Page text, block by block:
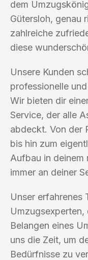
dem
Gütersloh, genau
zahlreiche
diese
Unsere Kunden
professionelle
Wir bieten dir
Service, der alle
abdeckt. Von der
bis hin zum
Aufbau in deinem
immer an deiner
Unser erfahrenes
Umzugsexperten,
Belangen eines
uns die Zeit, um
Bedürfnisse zu